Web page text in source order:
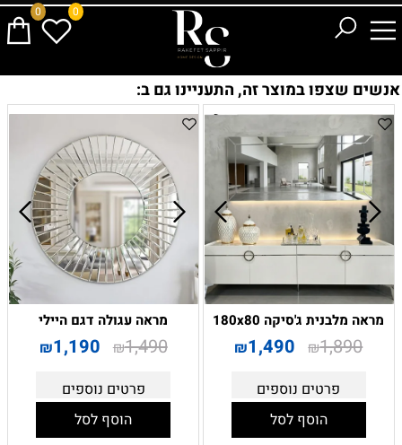
0 0
אנשים שצפו במוצר זה, התעניינו גם ב:
מראה מלבנית ג'סיקה 180x80
₪1,890
₪1,490
פרטים נוספים
הוסף לסל
מראה עגולה דגם היילי
₪1,490
₪1,190
פרטים נוספים
הוסף לסל